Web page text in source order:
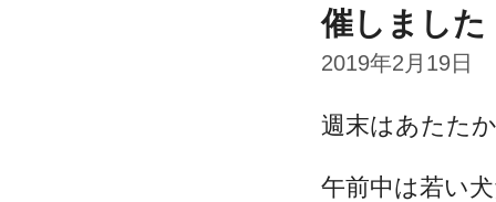
催しました
2019年2月19日
週末はあたた
午前中は若い